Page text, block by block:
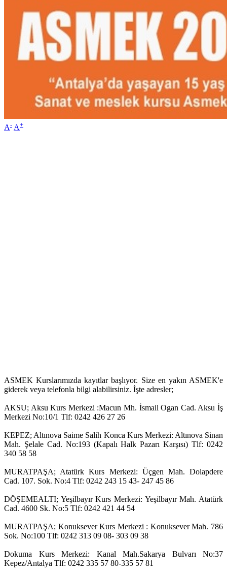
A- A+
ASMEK Kurslarımızda kayıtlar başlıyor. Size en yakın ASMEK'e
giderek veya telefonla bilgi alabilirsiniz. İşte adresler;
AKSU; Aksu Kurs Merkezi :Macun Mh. İsmail Ogan Cad. Aksu İş
Merkezi No:10/1 Tlf: 0242 426 27 26
KEPEZ; Altınova Saime Salih Konca Kurs Merkezi: Altınova Sinan
Mah. Şelale Cad. No:193 (Kapalı Halk Pazarı Karşısı) Tlf: 0242
340 58 58
MURATPAŞA; Atatürk Kurs Merkezi: Üçgen Mah. Dolapdere
Cad. 107. Sok. No:4 Tlf: 0242 243 15 43- 247 45 86
DÖŞEMEALTI; Yeşilbayır Kurs Merkezi: Yeşilbayır Mah. Atatürk
Cad. 4600 Sk. No:5 Tlf: 0242 421 44 54
MURATPAŞA; Konuksever Kurs Merkezi : Konuksever Mah. 786
Sok. No:100 Tlf: 0242 313 09 08- 303 09 38
Dokuma Kurs Merkezi: Kanal Mah.Sakarya Bulvarı No:37
Kepez/Antalya Tlf: 0242 335 57 80-335 57 81